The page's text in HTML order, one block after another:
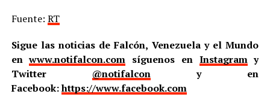
Fuente: RT
Sigue las noticias de Falcón, Venezuela y el Mundo
enwww.notifalcon.com síguenos en Instagramy
Twitter @notifalcony en
Facebook:https://www.facebook.com